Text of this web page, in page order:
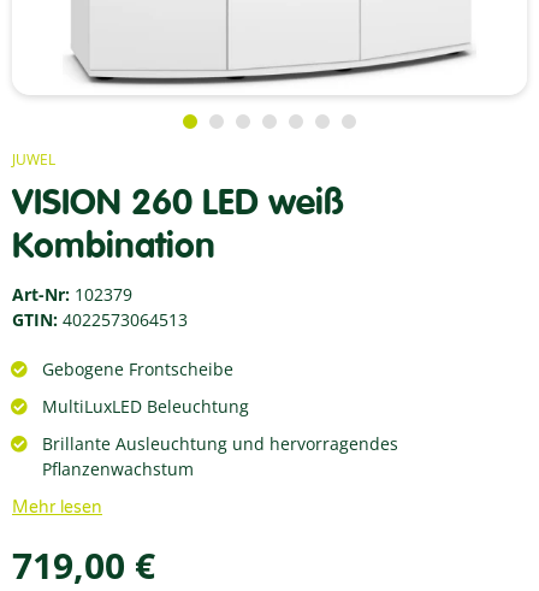
JUWEL
VISION 260 LED weiß
Kombination
Art-Nr: 102379
GTIN: 4022573064513
Gebogene Frontscheibe
MultiLuxLED Beleuchtung
Brillante Ausleuchtung und hervorragendes
Pflanzenwachstum
Mehr lesen
719,00 €